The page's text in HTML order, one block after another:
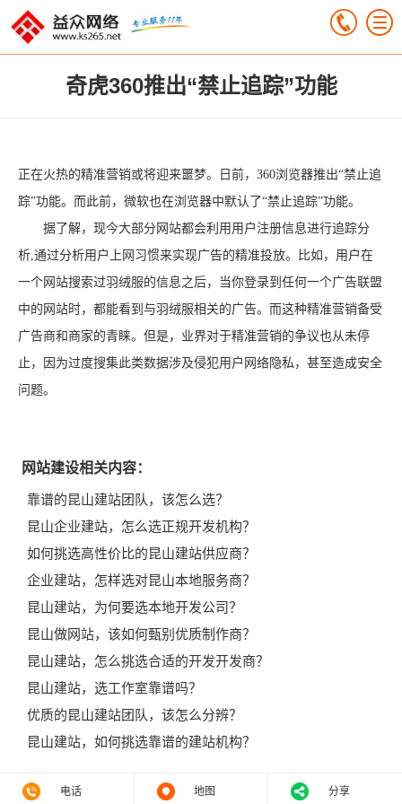
奇虎360推出“禁止追踪”功能
正在火热的精准营销或将迎来噩梦。日前，360浏览器推出“禁止追
踪”功能。而此前，微软也在浏览器中默认了“禁止追踪”功能。
据了解，现今大部分网站都会利用用户注册信息进行追踪分
析,通过分析用户上网习惯来实现广告的精准投放。比如，用户在
一个网站搜索过羽绒服的信息之后，当你登录到任何一个广告联盟
中的网站时，都能看到与羽绒服相关的广告。而这种精准营销备受
广告商和商家的青睐。但是，业界对于精准营销的争议也从未停
止，因为过度搜集此类数据涉及侵犯用户网络隐私，甚至造成安全
问题。
网站建设相关内容：
靠谱的昆山建站团队，该怎么选？
昆山企业建站，怎么选正规开发机构？
如何挑选高性价比的昆山建站供应商？
企业建站，怎样选对昆山本地服务商？
昆山建站，为何要选本地开发公司？
昆山做网站，该如何甄别优质制作商？
昆山建站，怎么挑选合适的开发开发商？
昆山建站，选工作室靠谱吗？
优质的昆山建站团队，该怎么分辨？
昆山建站，如何挑选靠谱的建站机构？
电话 地图 分享